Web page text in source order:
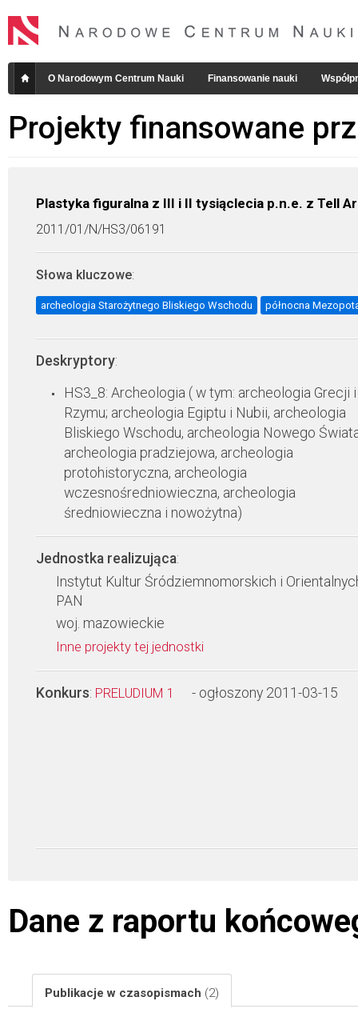
O Narodowym Centrum Nauki Finansowanie nauki
Projekty finansowane
Plastyka figuralna z III i II tysiąclecia p.n.e. z Tell
2011/01/N/HS3/06191
Słowa kluczowe:
archeologia Starożytnego Bliskiego Wschodu północna
Deskryptory:
HS3_8: Archeologia ( w tym: archeologia Grecji i
Rzymu; archeologia Egiptu i Nubii, archeologia
Bliskiego Wschodu, archeologia Nowego
archeologia pradziejowa, archeologia
protohistoryczna, archeologia
wczesnośredniowieczna, archeologia
średniowieczna i nowożytna)
Jednostka realizująca:
Instytut Kultur Śródziemnomorskich i
PAN
woj. mazowieckie
Inne projekty tej jednostki
Konkurs: PRELUDIUM 1 - ogłoszony 2011-03-15
Dane z raportu
Publikacje w czasopismach (2)